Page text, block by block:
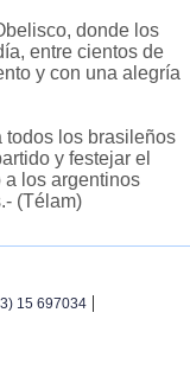
donde los
entre cientos de
y con una alegría
todos los brasileños
y festejar el
los argentinos
(Télam)
15 697034 |